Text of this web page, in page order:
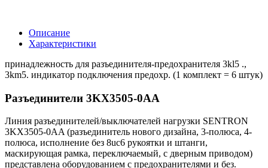
Описание
Характеристики
принадлежность для разъединителя-предохранителя 3kl5 .,
3km5. индикатор подключения предохр. (1 комплект = 6 штук)
Разъединители 3KX3505-0AA
Линия разъединителей/выключателей нагрузки SENTRON
3KX3505-0AA (разъединитель нового дизайна, 3-полюса, 4-
полюса, исполнение без 8uc6 рукоятки и штанги,
маскирующая рамка, переключаемый, с дверным приводом)
представлена оборудованием с предохранителями и без.